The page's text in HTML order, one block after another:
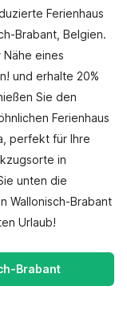
Ferienhaus
Brabant, Belgien.
eines
und erhalte 20%
Sie den
Ferienhaus
perfekt für Ihre
in
unten die
Wallonisch-Brabant
Urlaub!
Brabant